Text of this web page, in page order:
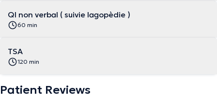
QI non verbal ( suivie lagopèdie )
60 min
TSA
120 min
Patient Reviews